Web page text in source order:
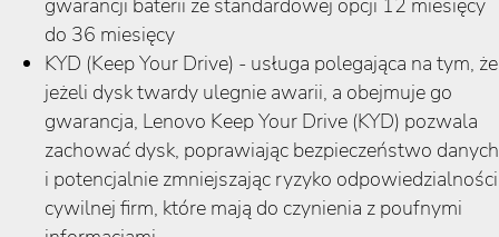
gwarancji baterii ze standardowej opcji 12 miesięcy
do 36 miesięcy
KYD (Keep Your Drive) - usługa polegająca na tym, że
jeżeli dysk twardy ulegnie awarii, a obejmuje go
gwarancja, Lenovo Keep Your Drive (KYD) pozwala
zachować dysk, poprawiając bezpieczeństwo danych
i potencjalnie zmniejszając ryzyko odpowiedzialności
cywilnej firm, które mają do czynienia z poufnymi